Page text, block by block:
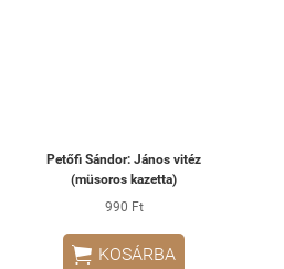
Petőfi Sándor: János vitéz
(müsoros kazetta)
990 Ft
 KOSÁRBA